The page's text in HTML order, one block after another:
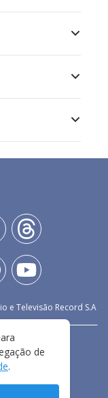
e Televisão Record S.A
de
.